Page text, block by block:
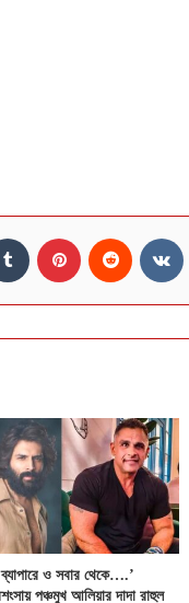
Tumblr Pinterest Reddit
ও সবার থেকে….’
পঞ্চমুখ আলিয়ার দাদা রাহুল